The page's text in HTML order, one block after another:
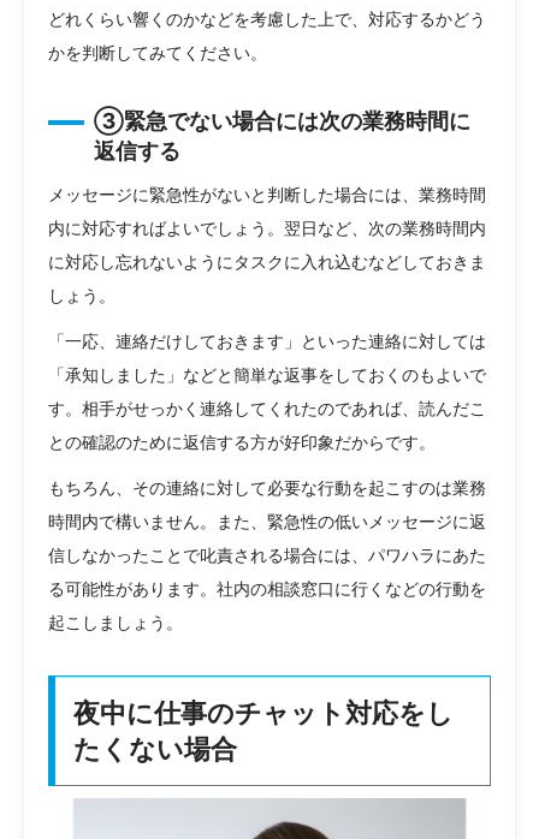
どれくらい響くのかなどを考慮した上で、対応するかどう
かを判断してみてください。
③緊急でない場合には次の業務時間に
返信する
メッセージに緊急性がないと判断した場合には、業務時間
内に対応すればよいでしょう。翌日など、次の業務時間内
に対応し忘れないようにタスクに入れ込むなどしておきま
しょう。
「一応、連絡だけしておきます」といった連絡に対しては
「承知しました」などと簡単な返事をしておくのもよいで
す。相手がせっかく連絡してくれたのであれば、読んだこ
との確認のために返信する方が好印象だからです。
もちろん、その連絡に対して必要な行動を起こすのは業務
時間内で構いません。また、緊急性の低いメッセージに返
信しなかったことで叱責される場合には、パワハラにあた
る可能性があります。社内の相談窓口に行くなどの行動を
起こしましょう。
夜中に仕事のチャット対応をし
たくない場合